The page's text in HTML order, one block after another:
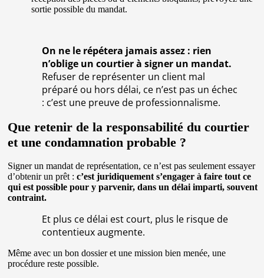
sortie possible du mandat.
On ne le répétera jamais assez : rien
n’oblige un courtier à signer un mandat.
Refuser de représenter un client mal
préparé ou hors délai, ce n’est pas un échec
: c’est une preuve de professionnalisme.
Que retenir de la responsabilité du courtier
et une condamnation probable ?
Signer un mandat de représentation, ce n’est pas seulement essayer
d’obtenir un prêt :c’est juridiquement s’engager à faire tout ce
qui est possible pour y parvenir, dans un délai imparti, souvent
contraint.
Et plus ce délai est court, plus le risque de
contentieux augmente.
Même avec un bon dossier et une mission bien menée, une
procédure reste possible.